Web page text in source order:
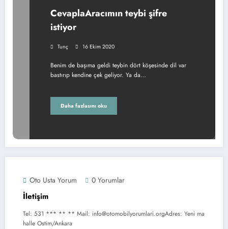
CevaplaAracımın teybi şifre
istiyor
Tunç 16 Ekim 2020
Benim de başıma geldi teybin dört köşesinde dil var
bastırıp kendine çek geliyor. Ya da…
Daha fazlasını oku
Oto Usta Yorum 0 Yorumlar
İletişim
Tel: 531 *** ** ** Mail: info@otomobilyorumlari.orgAdres: Yeni ma
halle Ostim/Ankara